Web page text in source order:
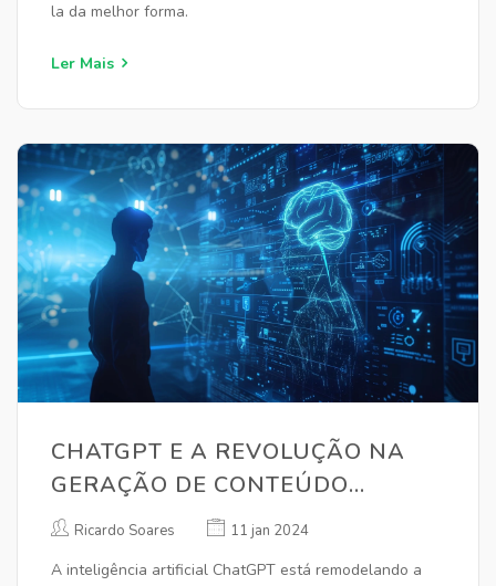
la da melhor forma.
Ler Mais
CHATGPT E A REVOLUÇÃO NA
GERAÇÃO DE CONTEÚDO
ONLINE
Ricardo Soares 11 jan 2024
A inteligência artificial ChatGPT está remodelando a